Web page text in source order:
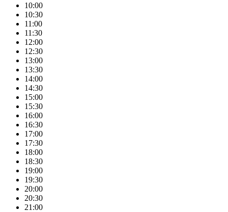
10:00
10:30
11:00
11:30
12:00
12:30
13:00
13:30
14:00
14:30
15:00
15:30
16:00
16:30
17:00
17:30
18:00
18:30
19:00
19:30
20:00
20:30
21:00